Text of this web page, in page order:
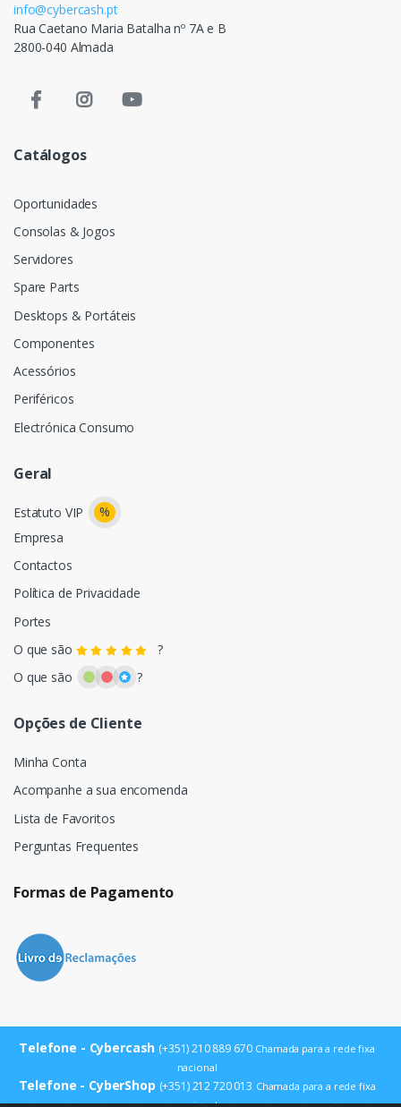
info@cybercash.pt
Rua Caetano Maria Batalha nº 7A e B
2800-040 Almada
Catálogos
Oportunidades
Consolas & Jogos
Servidores
Spare Parts
Desktops & Portáteis
Componentes
Acessórios
Periféricos
Electrónica Consumo
Geral
Estatuto VIP
%
Empresa
Contactos
Política de Privacidade
Portes
O que são
?
O que são
?
Opções de Cliente
Minha Conta
Acompanhe a sua encomenda
Lista de Favoritos
Perguntas Frequentes
Formas de Pagamento
Telefone - Cybercash (+351) 210 889 670 Chamada para a rede fixa
nacional
Telefone - CyberShop (+351) 212 720 013 Chamada para a rede fixa